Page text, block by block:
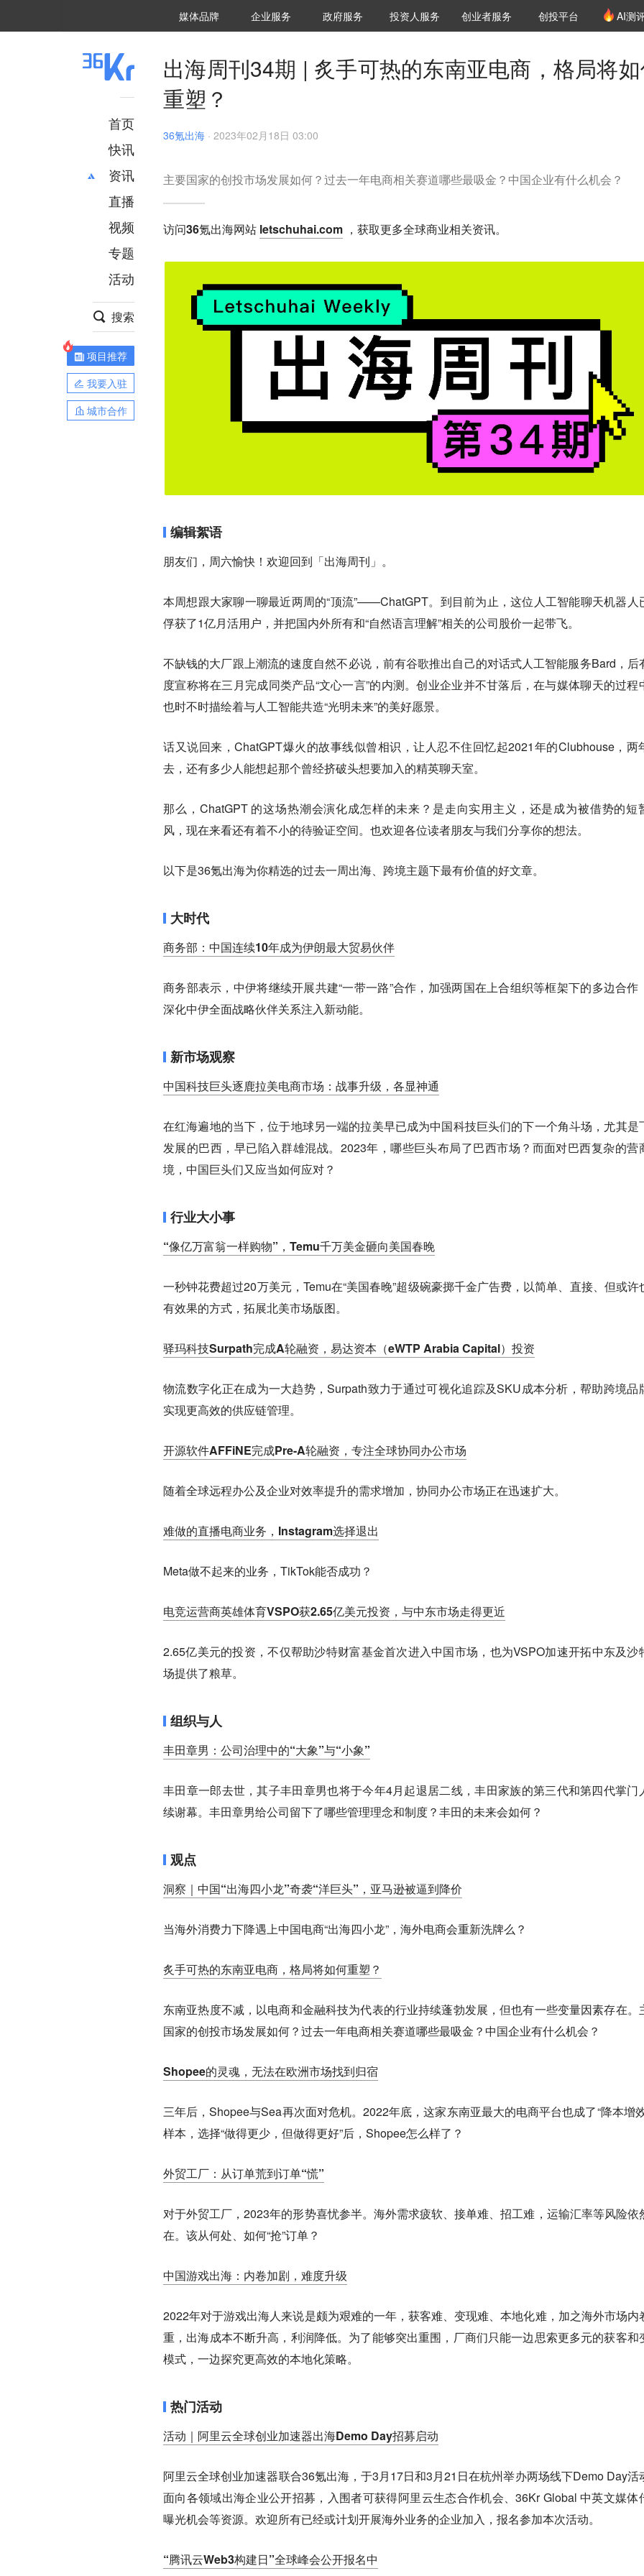
媒体品牌 36Kr研究院
企业服务 城市之窗
政府服务 VClub投资机构库
投资机构职位推介
投资人服务 创投氪堂
创业者服务 创投平台 AI测
首页
快讯
资讯
推荐
财经
项目推荐
安徽
直播
视频
专题
活动
搜索
项目推荐
我要入驻
城市合作
出海周刊34期 | 炙手可热的东南亚电商，格局将
重塑？
36氪出海 · 2023年02月18日 03:00
主要国家的创投市场发展如何？过去一年电商相关赛道哪些最吸金？中国企业有什么机会？
访问36氪出海网站 letschuhai.com ，获取更多全球商业相关资讯。
编辑絮语
朋友们，周六愉快！欢迎回到「出海周刊」。
本周想跟大家聊一聊最近两周的“顶流”——ChatGPT。到目前为止，这位人工智能聊天机器人
俘获了1亿月活用户，并把国内外所有和“自然语言理解”相关的公司股价一起带飞。
不缺钱的大厂跟上潮流的速度自然不必说，前有谷歌推出自己的对话式人工智能服务Bard，后
度宣称将在三月完成同类产品“文心一言”的内测。创业企业并不甘落后，在与媒体聊天的过程
也时不时描绘着与人工智能共造“光明未来”的美好愿景。
话又说回来，ChatGPT爆火的故事线似曾相识，让人忍不住回忆起2021年的Clubhouse，两
去，还有多少人能想起那个曾经挤破头想要加入的精英聊天室。
那么，ChatGPT 的这场热潮会演化成怎样的未来？是走向实用主义，还是成为被借势的短
风，现在来看还有着不小的待验证空间。也欢迎各位读者朋友与我们分享你的想法。
以下是36氪出海为你精选的过去一周出海、跨境主题下最有价值的好文章。
大时代
商务部：中国连续10年成为伊朗最大贸易伙伴
商务部表示，中伊将继续开展共建“一带一路”合作，加强两国在上合组织等框架下的多边合作
深化中伊全面战略伙伴关系注入新动能。
新市场观察
中国科技巨头逐鹿拉美电商市场：战事升级，各显神通
在红海遍地的当下，位于地球另一端的拉美早已成为中国科技巨头们的下一个角斗场，尤其是
发展的巴西，早已陷入群雄混战。2023年，哪些巨头布局了巴西市场？而面对巴西复杂的营
境，中国巨头们又应当如何应对？
行业大小事
“像亿万富翁一样购物”，Temu千万美金砸向美国春晚
一秒钟花费超过20万美元，Temu在“美国春晚”超级碗豪掷千金广告费，以简单、直接、但或许
有效果的方式，拓展北美市场版图。
驿玛科技Surpath完成A轮融资，易达资本（eWTP Arabia Capital）投资
物流数字化正在成为一大趋势，Surpath致力于通过可视化追踪及SKU成本分析，帮助跨境品
实现更高效的供应链管理。
开源软件AFFiNE完成Pre-A轮融资，专注全球协同办公市场
随着全球远程办公及企业对效率提升的需求增加，协同办公市场正在迅速扩大。
难做的直播电商业务，Instagram选择退出
Meta做不起来的业务，TikTok能否成功？
电竞运营商英雄体育VSPO获2.65亿美元投资，与中东市场走得更近
2.65亿美元的投资，不仅帮助沙特财富基金首次进入中国市场，也为VSPO加速开拓中东及沙
场提供了粮草。
组织与人
丰田章男：公司治理中的“大象”与“小象”
丰田章一郎去世，其子丰田章男也将于今年4月起退居二线，丰田家族的第三代和第四代掌门
续谢幕。丰田章男给公司留下了哪些管理理念和制度？丰田的未来会如何？
观点
洞察｜中国“出海四小龙”奇袭“洋巨头”，亚马逊被逼到降价
当海外消费力下降遇上中国电商“出海四小龙”，海外电商会重新洗牌么？
炙手可热的东南亚电商，格局将如何重塑？
东南亚热度不减，以电商和金融科技为代表的行业持续蓬勃发展，但也有一些变量因素存在。
国家的创投市场发展如何？过去一年电商相关赛道哪些最吸金？中国企业有什么机会？
Shopee的灵魂，无法在欧洲市场找到归宿
三年后，Shopee与Sea再次面对危机。2022年底，这家东南亚最大的电商平台也成了“降本增
样本，选择“做得更少，但做得更好”后，Shopee怎么样了？
外贸工厂：从订单荒到订单“慌”
对于外贸工厂，2023年的形势喜忧参半。海外需求疲软、接单难、招工难，运输汇率等风险依
在。该从何处、如何“抢”订单？
中国游戏出海：内卷加剧，难度升级
2022年对于游戏出海人来说是颇为艰难的一年，获客难、变现难、本地化难，加之海外市场内
重，出海成本不断升高，利润降低。为了能够突出重围，厂商们只能一边思索更多元的获客和
模式，一边探究更高效的本地化策略。
热门活动
活动｜阿里云全球创业加速器出海Demo Day招募启动
阿里云全球创业加速器联合36氪出海，于3月17日和3月21日在杭州举办两场线下Demo Day活
面向各领域出海企业公开招募，入围者可获得阿里云生态合作机会、36Kr Global 中英文媒体
曝光机会等资源。欢迎所有已经或计划开展海外业务的企业加入，报名参加本次活动。
“腾讯云Web3构建日”全球峰会公开报名中